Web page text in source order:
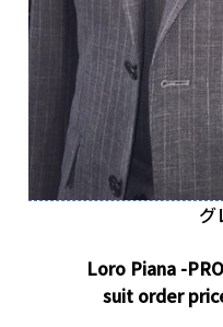
グ
Loro Piana -
suit order